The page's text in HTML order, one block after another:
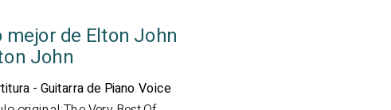
mejor de Elton John
John
- Guitarra de Piano Voice